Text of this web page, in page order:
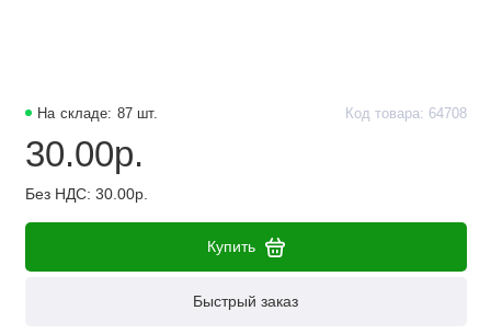
Резисторы
Реле
Стабилизаторы питания
Транзисторы
На складе: 87 шт. Код товара: 64708
30.00р.
Без НДС: 30.00р.
Купить
Быстрый заказ